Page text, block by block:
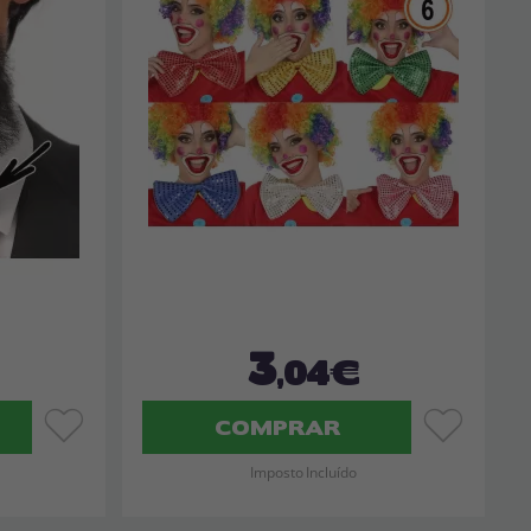
3,04€
COMPRAR
Imposto Incluído